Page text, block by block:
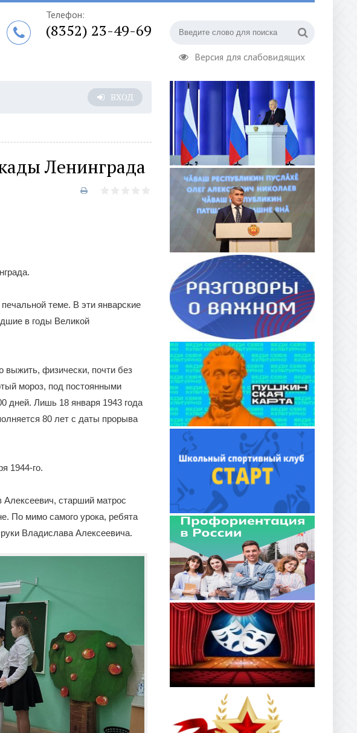
Версия для слабовидящих
Телефон:
(8352) 23-49-69
ВХОД
Ленинграда
теме. В эти январские
в годы Великой
выжить, физически, почти без
мороз, под постоянными
дней. Лишь 18 января 1943 года
80 лет с даты прорыва
1944-го.
старший матрос
По мимо самого урока, ребята
Владислава Алексеевича.